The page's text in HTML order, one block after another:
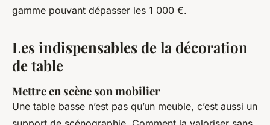
gamme pouvant dépasser les 1 000 €.
Les indispensables de la décoration
de table
Mettre en scène son mobilier
Une table basse n’est pas qu’un meuble, c’est aussi un